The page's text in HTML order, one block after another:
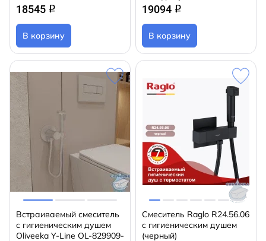
18545 q
В корзину
19094 q
В корзину
Встраиваемый смеситель
с гигиеническим душем
Oliveeka Y-Line OL-829909-
Смеситель Raglo R24.56.06
с гигиеническим душем
(черный)